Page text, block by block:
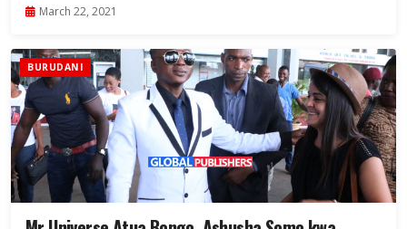
March 22, 2021
BURUDANI